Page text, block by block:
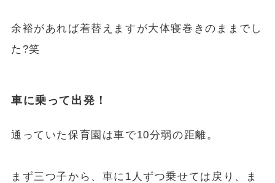
余裕があれば着替えますが大体寝巻きのままでし
た?笑
車に乗って出発！
通っていた保育園は車で10分弱の距離。
まず三つ子から、車に1人ずつ乗せては戻り、ま